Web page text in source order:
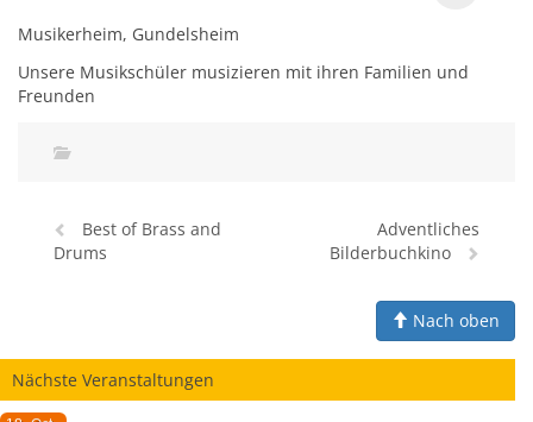
Musikerheim, Gundelsheim
Unsere Musikschüler musizieren mit ihren Familien und
Freunden
Best of Brass and
Drums
Adventliches
Bilderbuchkino
Nach oben
Nächste Veranstaltungen